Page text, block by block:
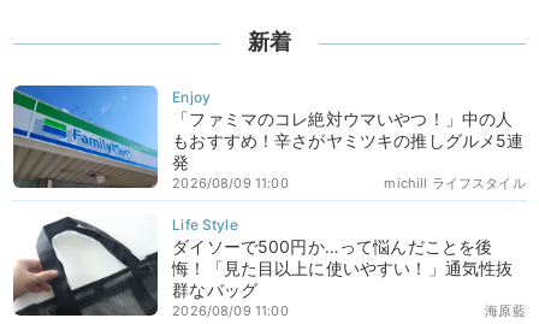
新着
「ファミマのコレ絶対ウマいやつ！」中の人
もおすすめ！辛さがヤミツキの推しグルメ5連
発
michill ライフスタイル
2026/08/09 11:00
ダイソーで500円か…って悩んだことを後
悔！「見た目以上に使いやすい！」通気性抜
群なバッグ
海原藍
2026/08/09 11:00